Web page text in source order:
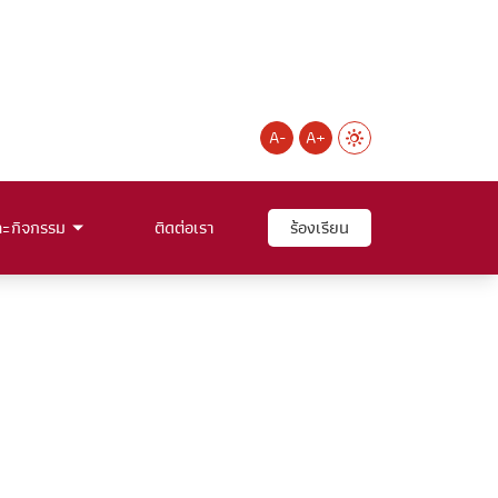
A- A+
กิจกรรม ติดต่อเรา ร้องเรียน